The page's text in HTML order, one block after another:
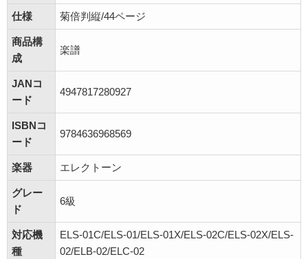
仕様 菊倍判縦/44ページ
商品構
成
楽譜
JANコ
ード
4947817280927
ISBNコ
ード
9784636968569
楽器 エレクトーン
グレー
ド
6級
対応機
種
ELS-01C/ELS-01/ELS-01X/ELS-02C/ELS-02X/ELS-
02/ELB-02/ELC-02